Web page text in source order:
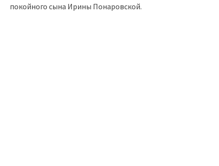
покойного сына Ирины Понаровской.